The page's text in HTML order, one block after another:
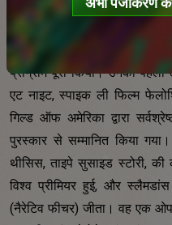
केएफएफ एक ताइवानी-अमेरिकी
ताइपे में स्थित हैं। उन्होंने हाल
प्रोग्राम पूरा किया। उनकी
एट नाइट, स्पाइक ली फिल्म
गिल्ड ऑफ अमेरिका द्वारा
पुरस्कार से सम्मानित किया
थीसिस, ताइपे सुसाइड स्टोरी,
विश्व प्रीमियर हुई, और
(नैरेटिव फीचर) जीता। वह एक